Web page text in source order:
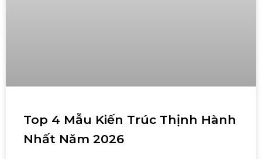
Top 4 Mẫu Kiến Trúc Thịnh Hành
Nhất Năm 2026